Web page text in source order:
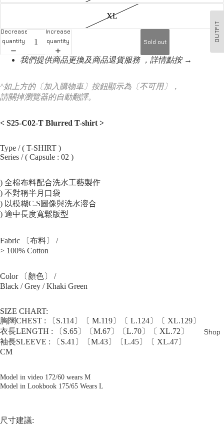
Shop
OUTFIT
XL
Decrease
quantity
Increase
quantity
Sold out
我們提供商品更換及商品退貨服務 ，詳情點按 →
^如上方的〔加入購物車〕按鈕顯示為〔不可用〕，
請關掉瀏覽器的自動翻譯。
< S25-C02-T Blurred T-shirt >
Type / ( T-SHIRT )
Series / ( Capsule : 02 )
) 全棉布料配合洗水工藝製作
) 不對稱半月口袋
) 以模糊C.S圖像與洗水溶合
) 適中長度寬鬆版型
Fabric 〔布料〕 /
> 100% Cotton
Color 〔顏色〕 /
Black / Grey / Khaki Green
SIZE CHART:
胸闊CHEST : 〔S.114〕〔 M.119〕〔 L.124〕〔 XL.129〕
衣長LENGTH : 〔S.65〕〔M.67〕〔L.70〕〔 XL.72〕
袖長SLEEVE : 〔S.41〕〔M.43〕〔L.45〕〔 XL.47〕
CM
Model in video 172/60 wears M
Model in Lookbook 175/65 Wears L
尺寸建議: